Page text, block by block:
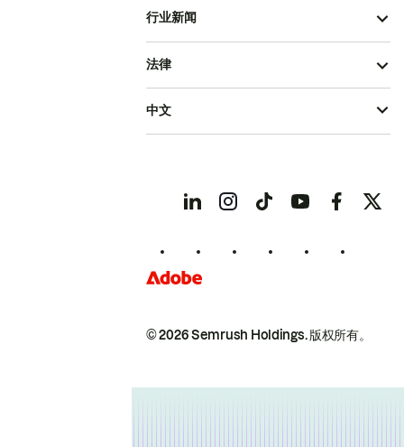
行业新闻
© 2026 Semrush Holdings.版权所有。
法律
中文